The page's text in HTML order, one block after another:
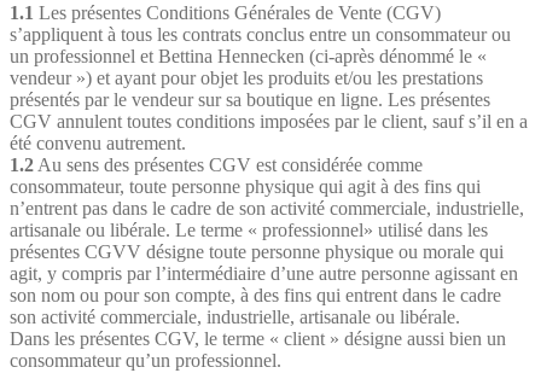
1.1 Les présentes Conditions Générales de Vente (CGV)
s’appliquent à tous les contrats conclus entre un consommateur ou
un professionnel et Bettina Hennecken (ci-après dénommé le «
vendeur ») et ayant pour objet les produits et/ou les prestations
présentés par le vendeur sur sa boutique en ligne. Les présentes
CGV annulent toutes conditions imposées par le client, sauf s’il en a
été convenu autrement.
1.2 Au sens des présentes CGV est considérée comme
consommateur, toute personne physique qui agit à des fins qui
n’entrent pas dans le cadre de son activité commerciale, industrielle,
artisanale ou libérale. Le terme « professionnel» utilisé dans les
présentes CGVV désigne toute personne physique ou morale qui
agit, y compris par l’intermédiaire d’une autre personne agissant en
son nom ou pour son compte, à des fins qui entrent dans le cadre
son activité commerciale, industrielle, artisanale ou libérale.
Dans les présentes CGV, le terme « client » désigne aussi bien un
consommateur qu’un professionnel.